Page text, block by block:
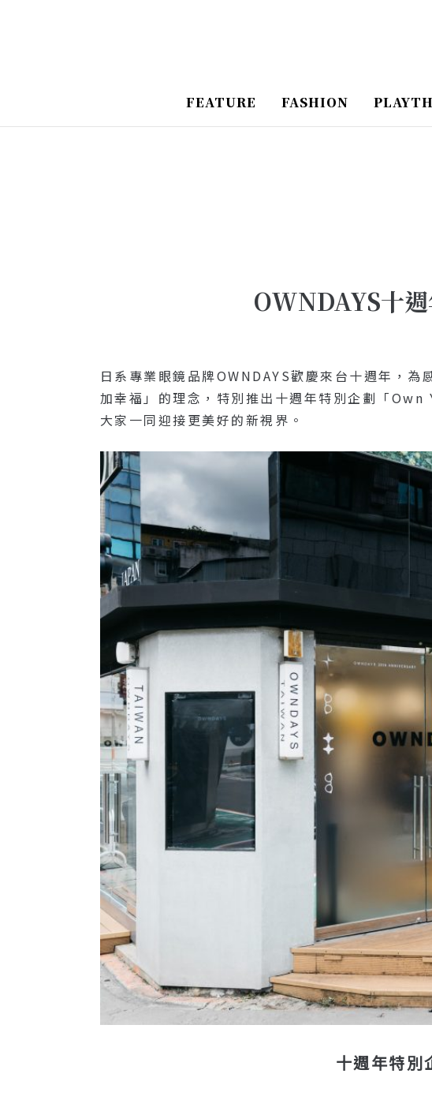
容
FEATURE FASHION
OWNDAYS十
日系專業眼鏡品牌OWNDAYS歡慶來台十週年，
加幸福」的理念，特別推出十週年特別企劃「
大家一同迎接更美好的新視界。
十週年特